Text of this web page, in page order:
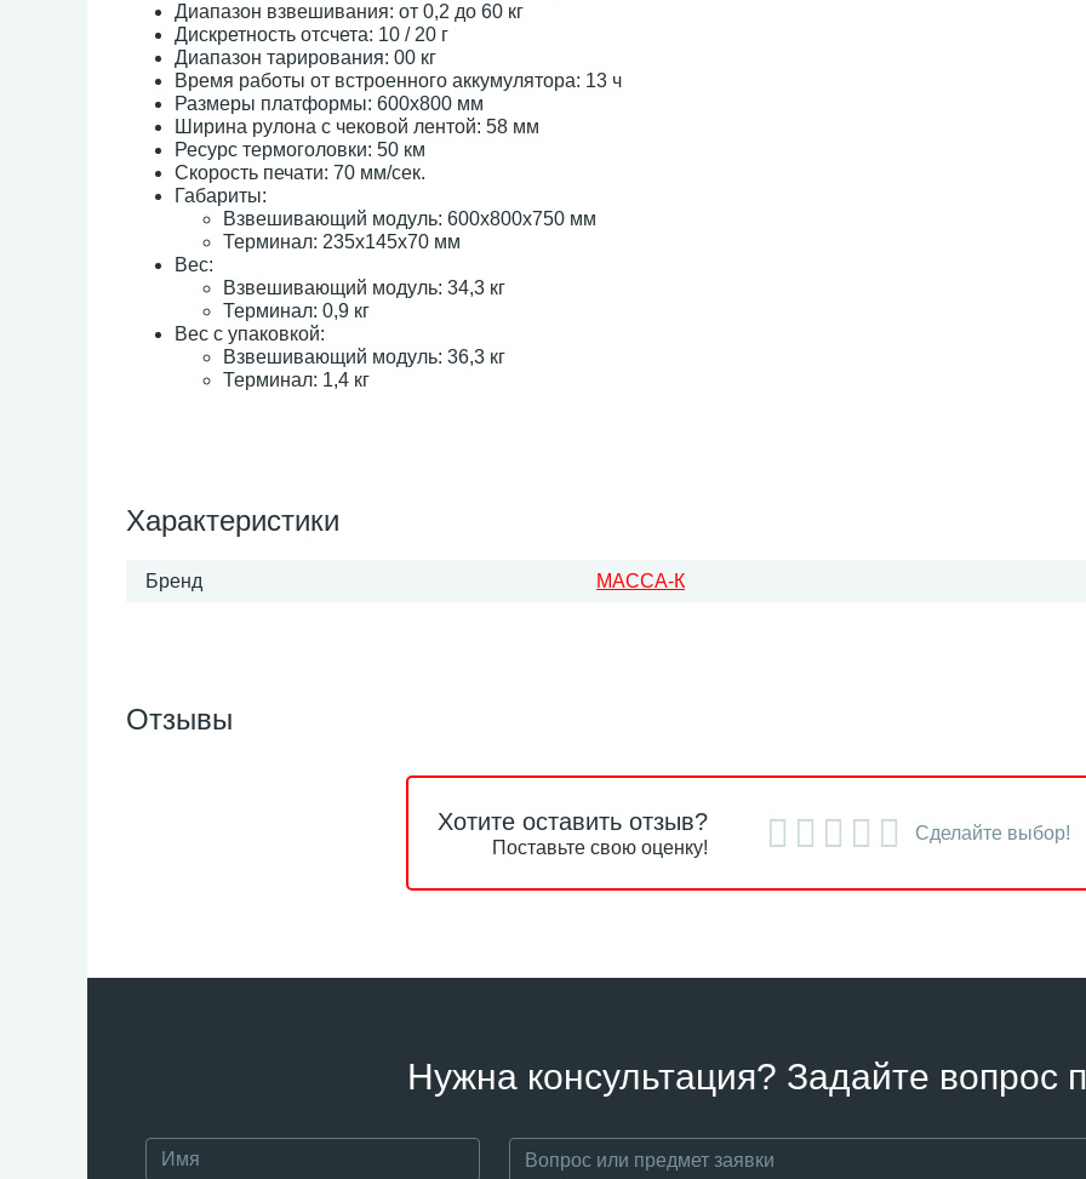
Диапазон взвешивания: от 0,2 до 60 кг
Дискретность отсчета: 10 / 20 г
Диапазон тарирования: 00 кг
Время работы от встроенного аккумулятора: 13 ч
Размеры платформы: 600х800 мм
Ширина рулона с чековой лентой: 58 мм
Ресурс термоголовки: 50 км
Скорость печати: 70 мм/сек.
Габариты:
Взвешивающий модуль: 600х800х750 мм
Терминал: 235х145х70 мм
Вес:
Взвешивающий модуль: 34,3 кг
Терминал: 0,9 кг
Вес с упаковкой:
Взвешивающий модуль: 36,3 кг​
Терминал: 1,4 кг
Характеристики
Бренд МАССА-К
Отзывы
Хотите оставить отзыв?
Поставьте свою оценку!
Сделайте выбор!
Нужна консультация? Задайте вопрос